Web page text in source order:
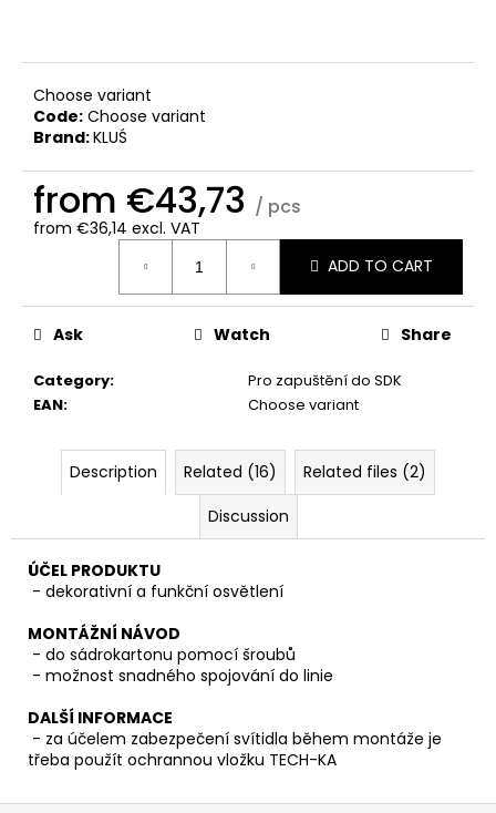
Choose variant
Code: Choose variant
Brand:KLUŚ
from €43,73 / pcs
from €36,14 excl. VAT
ADD TO CART
Category:
Pro zapuštění do SDK
EAN: Choose variant
Ask Watch Share
Description Related (16)
Related files (2)
Discussion
ÚČEL PRODUKTU
- dekorativní a funkční osvětlení
MONTÁŽNÍ NÁVOD
- do sádrokartonu pomocí šroubů
- možnost snadného spojování do linie
DALŠÍ INFORMACE
- za účelem zabezpečení svítidla během montáže je
třeba použít ochrannou vložku TECH-KA
e
d